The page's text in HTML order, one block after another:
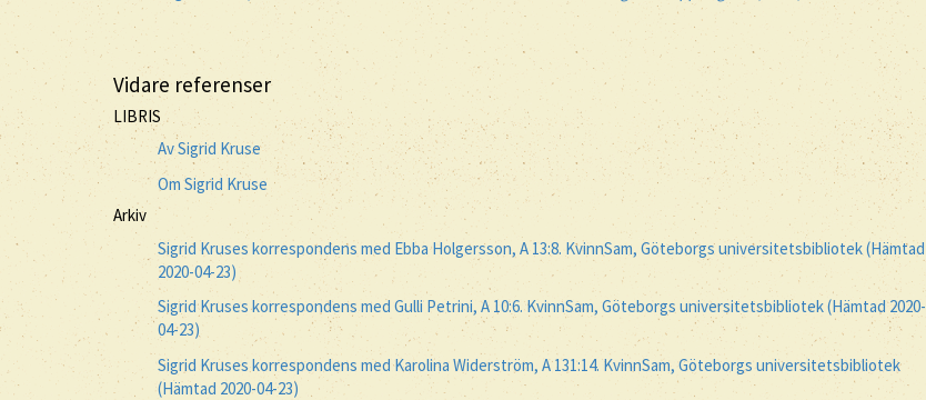
Vidare referenser
LIBRIS
Av Sigrid Kruse
Om Sigrid Kruse
Arkiv
Sigrid Kruses korrespondens med Ebba Holgersson, A 13:8. KvinnSam, Göteborgs universitetsbibliotek (Hämtad
2020-04-23)
Sigrid Kruses korrespondens med Gulli Petrini, A 10:6. KvinnSam, Göteborgs universitetsbibliotek (Hämtad 2020-
04-23)
Sigrid Kruses korrespondens med Karolina Widerström, A 131:14. KvinnSam, Göteborgs universitetsbibliotek
(Hämtad 2020-04-23)